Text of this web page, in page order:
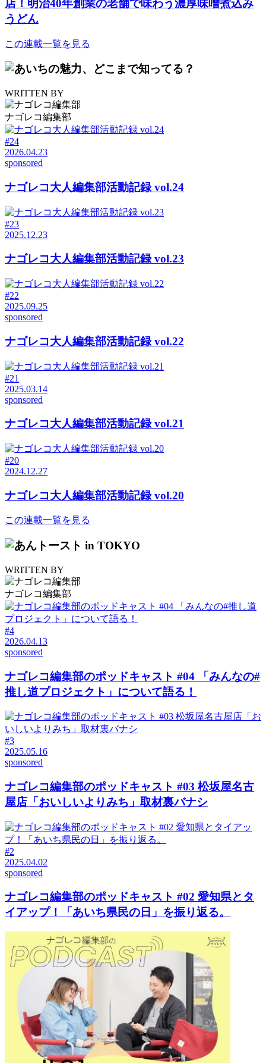
店！明治40年創業の老舗で味わう濃厚味噌煮込み
うどん
この連載一覧を見る
WRITTEN BY
ナゴレコ編集部
#24
2026.04.23
sponsored
ナゴレコ大人編集部活動記録 vol.24
#23
2025.12.23
ナゴレコ大人編集部活動記録 vol.23
#22
2025.09.25
sponsored
ナゴレコ大人編集部活動記録 vol.22
#21
2025.03.14
sponsored
ナゴレコ大人編集部活動記録 vol.21
#20
2024.12.27
ナゴレコ大人編集部活動記録 vol.20
この連載一覧を見る
WRITTEN BY
ナゴレコ編集部
#4
2026.04.13
sponsored
ナゴレコ編集部のポッドキャスト #04 「みんなの#
推し道プロジェクト」について語る！
#3
2025.05.16
sponsored
ナゴレコ編集部のポッドキャスト #03 松坂屋名古
屋店「おいしいよりみち」取材裏バナシ
#2
2025.04.02
sponsored
ナゴレコ編集部のポッドキャスト #02 愛知県とタ
イアップ！「あいち県民の日」を振り返る。